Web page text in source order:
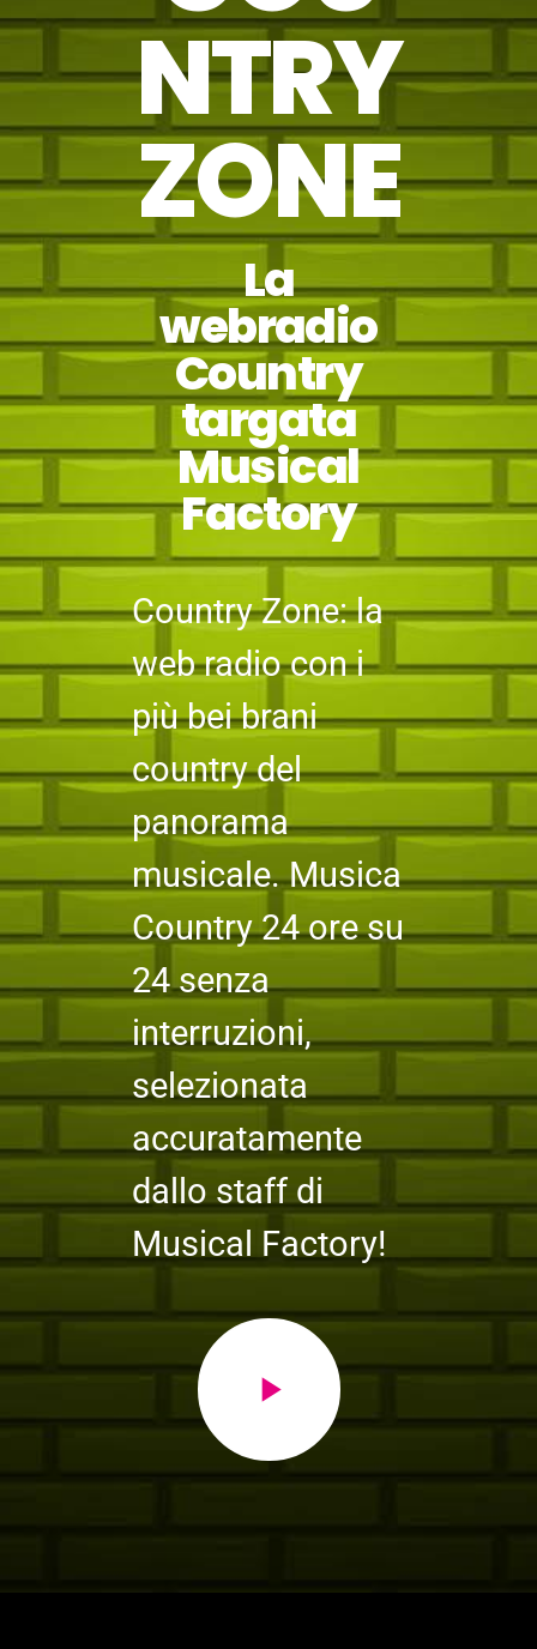
NTRY
ZONE
La
webradio
Country
targata
Musical
Factory
Country Zone: la
web radio con i
più bei brani
country del
panorama
musicale. Musica
Country 24 ore su
24 senza
interruzioni,
selezionata
accuratamente
dallo staff di
Musical Factory!
play_arrow